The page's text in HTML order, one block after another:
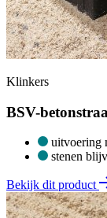
Klinkers
BSV-
uitvoering
stenen
Bekijk dit product